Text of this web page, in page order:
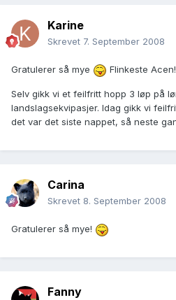
Karine
Skrevet 7. September 2008
Gratulerer så mye Flinkeste Acen!
Selv gikk vi et feilfritt hopp 3 løp på
landslagsekvipasjer. Idag gikk vi
det var det siste nappet, så neste
Carina
Skrevet 8. September 2008
Gratulerer så mye!
Fanny